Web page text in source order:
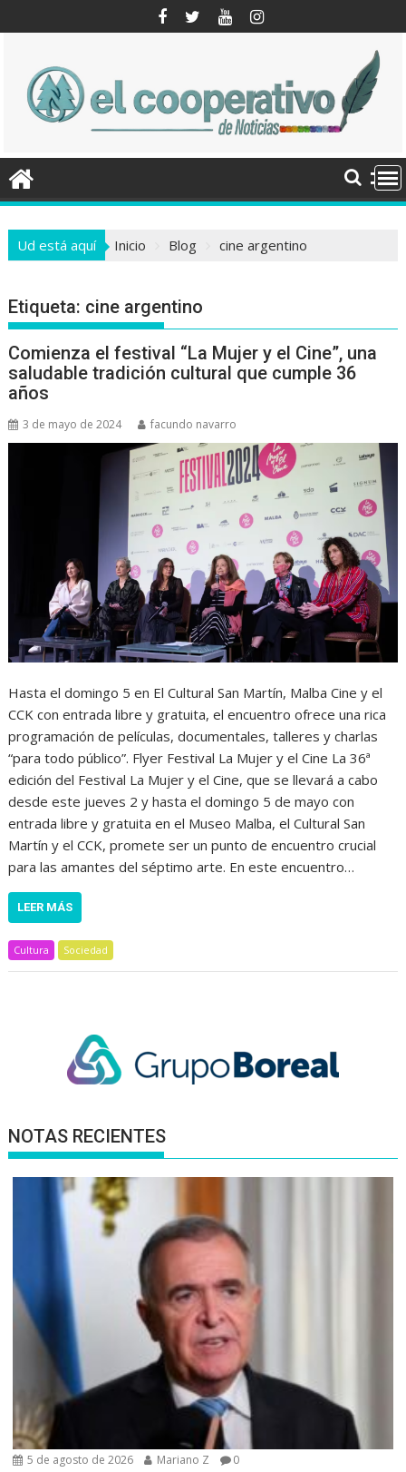
al
Ud está aquí Inicio Blog cine argentino
Etiqueta: cine argentino
Comienza el festival “La Mujer y el Cine”, una
saludable tradición cultural que cumple 36
años
3 de mayo de 2024 facundo navarro
Hasta el domingo 5 en El Cultural San Martín, Malba Cine y el
CCK con entrada libre y gratuita, el encuentro ofrece una rica
programación de películas, documentales, talleres y charlas
“para todo público”. Flyer Festival La Mujer y el Cine La 36ª
edición del Festival La Mujer y el Cine, que se llevará a cabo
desde este jueves 2 y hasta el domingo 5 de mayo con
entrada libre y gratuita en el Museo Malba, el Cultural San
Martín y el CCK, promete ser un punto de encuentro crucial
para las amantes del séptimo arte. En este encuentro…
LEER MÁS
Cultura Sociedad
NOTAS RECIENTES
5 de agosto de 2026 Mariano Z 0